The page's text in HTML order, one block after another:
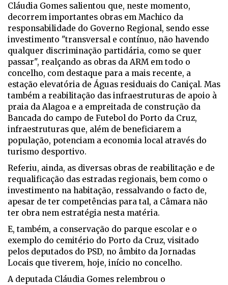
Cláudia Gomes salientou que, neste momento,
decorrem importantes obras em Machico da
responsabilidade do Governo Regional, sendo esse
investimento "transversal e contínuo, não havendo
qualquer discriminação partidária, como se quer
passar", realçando as obras da ARM em todo o
concelho, com destaque para a mais recente, a
estação elevatória de Águas residuais do Caniçal. Mas
também a reabilitação das infraestruturas de apoio à
praia da Alagoa e a empreitada de construção da
Bancada do campo de Futebol do Porto da Cruz,
infraestruturas que, além de beneficiarem a
população, potenciam a economia local através do
turismo desportivo.
Referiu, ainda, as diversas obras de reabilitação e de
requalificação das estradas regionais, bem como o
investimento na habitação, ressalvando o facto de,
apesar de ter competências para tal, a Câmara não
ter obra nem estratégia nesta matéria.
E, também, a conservação do parque escolar e o
exemplo do cemitério do Porto da Cruz, visitado
pelos deputados do PSD, no âmbito da Jornadas
Locais que tiverem, hoje, início no concelho.
A deputada Cláudia Gomes relembrou o